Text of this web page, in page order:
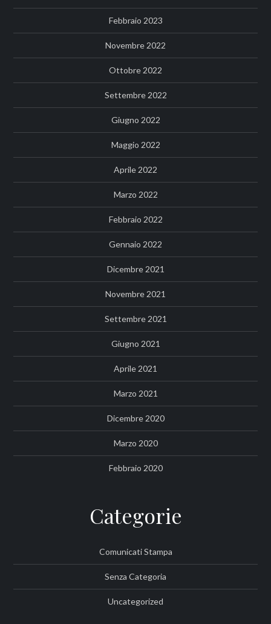
Febbraio 2023
Novembre 2022
Ottobre 2022
Settembre 2022
Giugno 2022
Maggio 2022
Aprile 2022
Marzo 2022
Febbraio 2022
Gennaio 2022
Dicembre 2021
Novembre 2021
Settembre 2021
Giugno 2021
Aprile 2021
Marzo 2021
Dicembre 2020
Marzo 2020
Febbraio 2020
Categorie
Comunicati Stampa
Senza Categoria
Uncategorized